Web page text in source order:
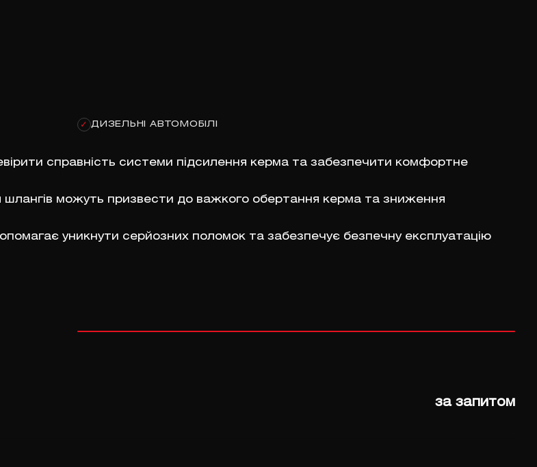
✓
ДИЗЕЛЬНІ АВТОМОБІЛІ
справність системи підсилення керма та забезпечити комфортне
можуть призвести до важкого обертання керма та зниження
уникнути серйозних поломок та забезпечує безпечну експлуатацію
за запитом